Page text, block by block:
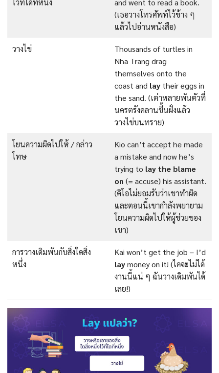
ไว้ที่ใดที่หนึ่ง
and went to read a book.
(เธอวางโทรศัพท์ไว้ข้าง ๆ
แล้วไปอ่านหนังสือ)
วางไข่
Thousands of turtles in
Nha Trang drag
themselves onto the
coast and lay their eggs in
the sand. (เต่าหลายพันตัวที่
นครตรังคลานขึ้นฝั่งแล้ว
วางไข่บนทราย)
โยนความผิดไปให้ / กล่าว
โทษ
Kio can’t accept he made
a mistake and now he’s
trying to lay the blame
on (= accuse) his assistant.
(คิโอไม่ยอมรับว่าเขาทำผิด
และตอนนี้เขากำลังพยายาม
โยนความผิดไปให้ผู้ช่วยของ
เขา)
การวางเดิมพันกับสิ่งใดสิ่ง
หนึ่ง
Kai won’t get the job – I’d
laymoney on it! (ไคจะไม่ได้
งานนี้แน่ ๆ ฉันวางเดิมพันได้
เลย!)